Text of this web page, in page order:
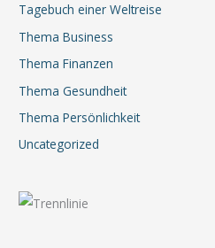
Tagebuch einer Weltreise
Thema Business
Thema Finanzen
Thema Gesundheit
Thema Persönlichkeit
Uncategorized